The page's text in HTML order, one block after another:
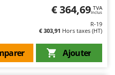
€ 364,69 TVA
Inclus
R-19
€ 303,91 Hors taxes (HT)
Ajouter